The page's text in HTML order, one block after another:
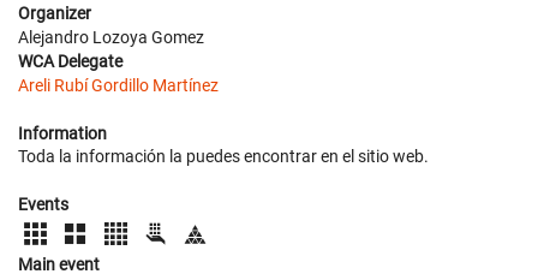
Organizer
Alejandro Lozoya Gomez
WCA Delegate
Areli Rubí Gordillo Martínez
Information
Toda la información la puedes encontrar en el sitio web.
Events
Main event